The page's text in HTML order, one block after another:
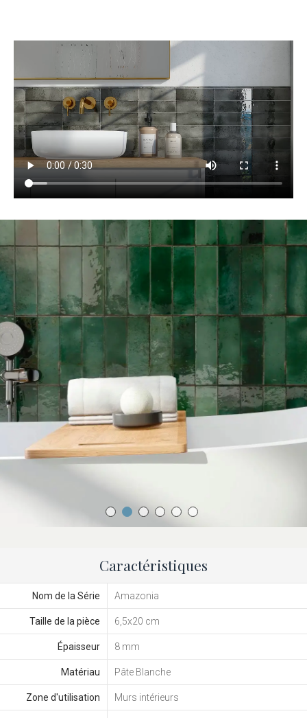
Caractéristiques
Nom de la Série Amazonia
Taille de la pièce 6,5x20 cm
Épaisseur 8 mm
Matériau Pâte Blanche
Zone d'utilisation Murs intérieurs